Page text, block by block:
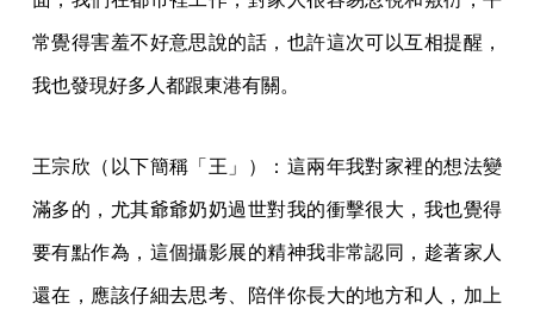
常覺得害羞不好意思說的話，也許這次可以互相提醒，
我也發現好多人都跟東港有關。
王宗欣（以下簡稱「王」）：這兩年我對家裡的想法變
滿多的，尤其爺爺奶奶過世對我的衝擊很大，我也覺得
要有點作為，這個攝影展的精神我非常認同，趁著家人
還在，應該仔細去思考、陪伴你長大的地方和人，加上